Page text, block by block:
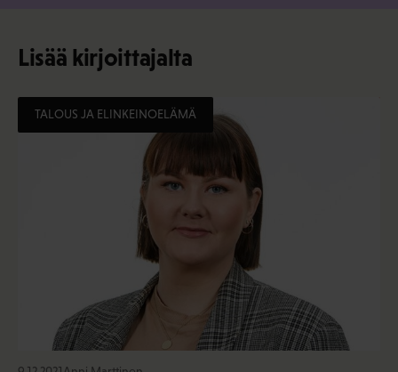
Lisää kirjoittajalta
TALOUS JA ELINKEINOELÄMÄ